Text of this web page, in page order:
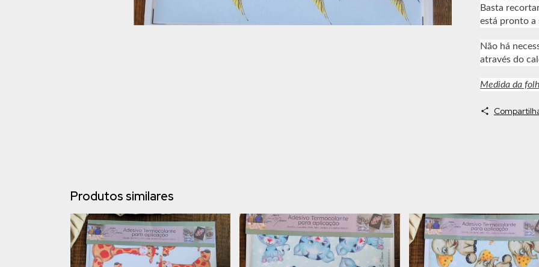
Basta
está pronto a
Não há
através do
Medida da
Produtos similares